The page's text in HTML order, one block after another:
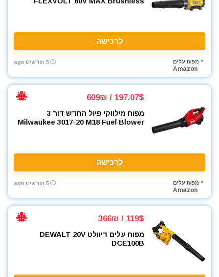
לרכישה
מפוח עלים
Amazon
5 חודשים ago
197.07$ / 609₪
מפוח מילווקי פיול החדש דור 3
Milwaukee 3017-20 M18 Fuel Blower
לרכישה
מפוח עלים
Amazon
5 חודשים ago
119$ / 366₪
מפוח עלים דיוולט DEWALT 20V
DCE100B